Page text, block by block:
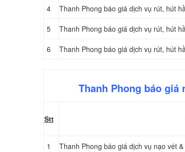
4 Thanh Phong báo giá dịch vụ rút, hút
5 Thanh Phong báo giá dịch vụ rút, hút
6 Thanh Phong báo giá dịch vụ rút, hút
Thanh Phong báo giá
Stt
1 Thanh Phong báo giá dịch vụ nạo vét